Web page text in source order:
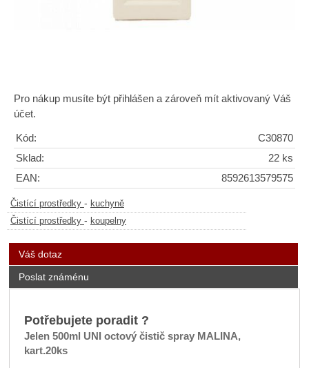
Pro nákup musíte být přihlášen a zároveň mít aktivovaný Váš
účet.
Kód:
C30870
Sklad:
22 ks
EAN:
8592613579575
Čistící prostředky - kuchyně
Čistící prostředky - koupelny
Váš dotaz
Poslat známénu
Potřebujete poradit ?
Jelen 500ml UNI octový čistič spray MALINA,
kart.20ks